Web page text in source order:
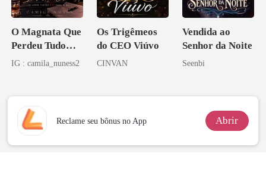
O Magnata Que
Perdeu Tudo
Inclusive Ela
IG : camila_nuness2
Os Trigêmeos
do CEO Viúvo
CINVAN
Vendida ao
Senhor da Noite
Seenbi
Reclame seu bônus no App Abrir